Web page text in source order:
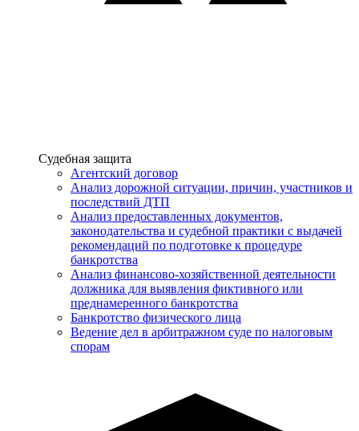
Услуги
Судебная защита
Агентский договор
Анализ дорожной ситуации, причин, участников и
последствий ДТП
Анализ предоставленных документов,
законодательства и судебной практики с выдачей
рекомендаций по подготовке к процедуре
банкротства
Анализ финансово-хозяйственной деятельности
должника для выявления фиктивного или
преднамеренного банкротства
Банкротство физического лица
Ведение дел в арбитражном суде по налоговым
спорам